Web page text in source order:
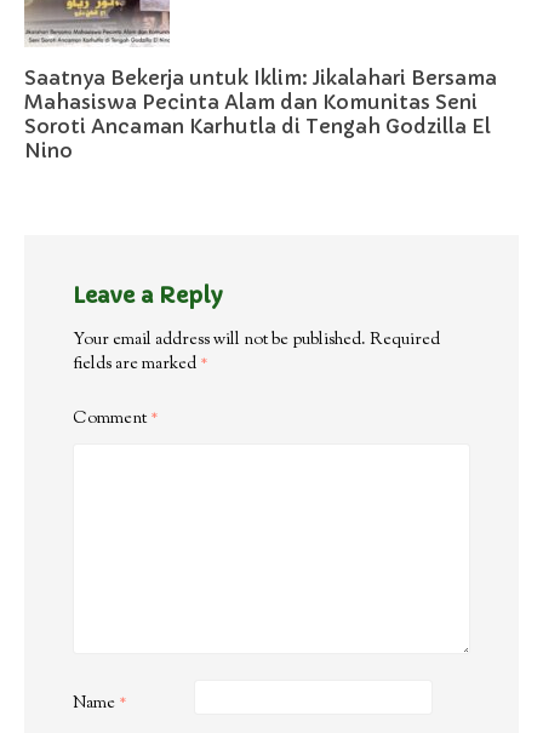
Saatnya Bekerja untuk Iklim: Jikalahari Bersama
Mahasiswa Pecinta Alam dan Komunitas Seni
Soroti Ancaman Karhutla di Tengah Godzilla El
Nino
Leave a Reply
Your email address will not be published. Required
fields are marked *
Comment*
Name *